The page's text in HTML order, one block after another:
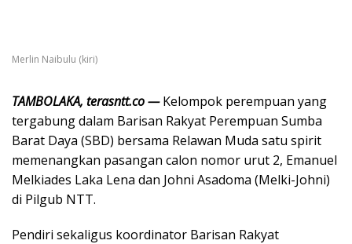
Merlin Naibulu (kiri)
TAMBOLAKA, terasntt.co —Kelompok perempuan yang
tergabung dalam Barisan Rakyat Perempuan Sumba
Barat Daya (SBD) bersama Relawan Muda satu spirit
memenangkan pasangan calon nomor urut 2, Emanuel
Melkiades Laka Lena dan Johni Asadoma (Melki-Johni)
di Pilgub NTT.
Pendiri sekaligus koordinator Barisan Rakyat